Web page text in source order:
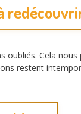
oubliés. Cela
restent